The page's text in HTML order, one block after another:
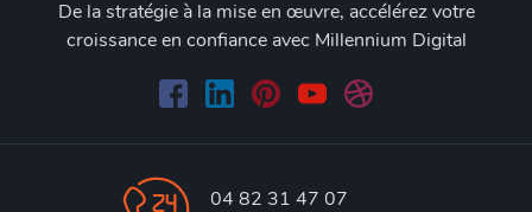
De la stratégie à la mise en œuvre, accélérez votre
croissance en confiance avec Millennium Digital
04 82 31 47 07